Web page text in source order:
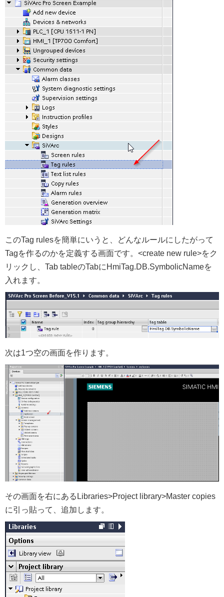
このTag rulesを簡単にいうと、どんなルールにしたがって
Tagを作るのかを定義する画面です。<create new rule>をク
リックし、Tab tableのTabにHmiTag.DB.SymbolicNameを
入れます。
次は1つ空の画面を作ります。
その画面を右にあるLibraries>Project library>Master copies
に引っ貼って、追加します。